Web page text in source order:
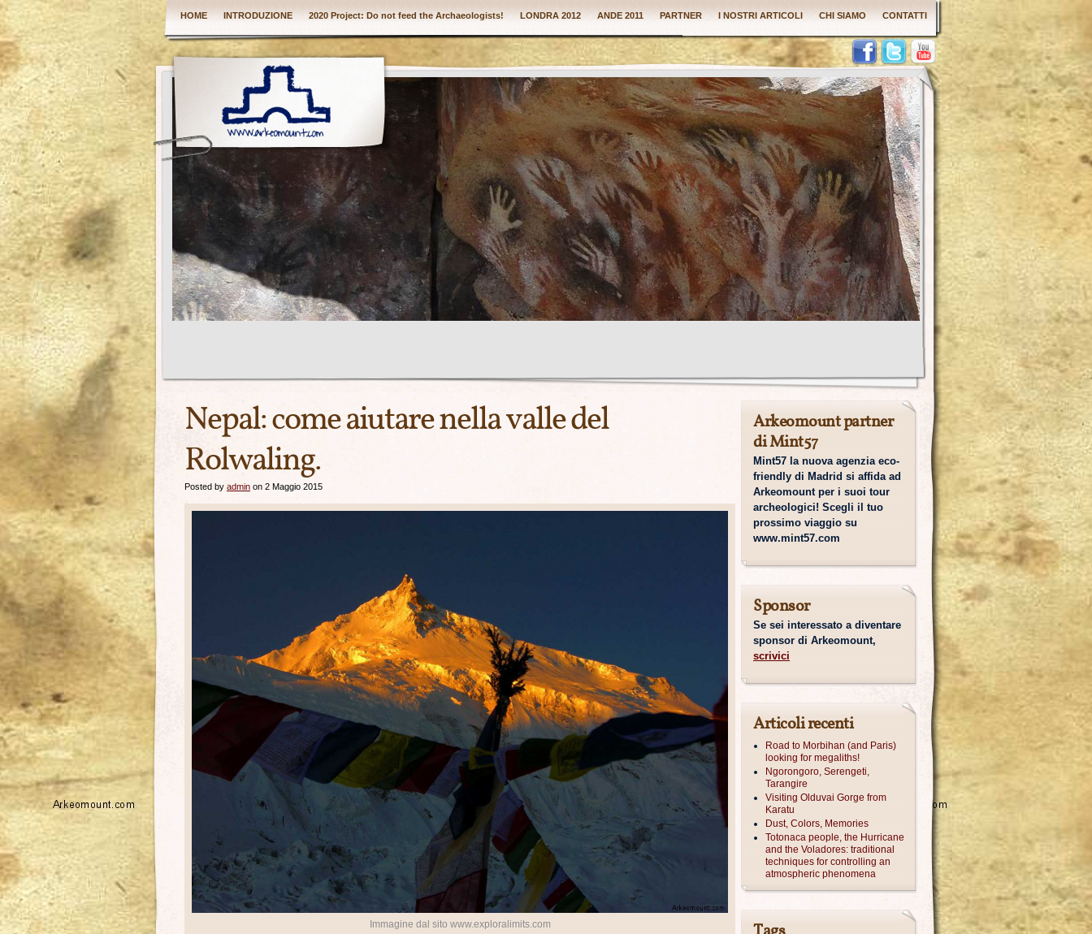
HOME INTRODUZIONE 2020 Project: Do not feed the Archaeologists! LONDRA 2012 ANDE 2011 PARTNER I NOSTRI ARTICOLI CHI SIAMO CONTATTI
Nepal: come aiutare nella valle del
Rolwaling.
Posted by admin on 2 Maggio 2015
Immagine dal sito www.exploralimits.com
Arkeomount partner
di Mint57
Mint57 la nuova agenzia eco-
friendly di Madrid si affida ad
Arkeomount per i suoi tour
archeologici! Scegli il tuo
prossimo viaggio su
www.mint57.com
Sponsor
Se sei interessato a diventare
sponsor di Arkeomount,
scrivici
Articoli recenti
Road to Morbihan (and Paris)
looking for megaliths!
Ngorongoro, Serengeti,
Tarangire
Visiting Olduvai Gorge from
Karatu
Dust, Colors, Memories
Totonaca people, the Hurricane
and the Voladores: traditional
techniques for controlling an
atmospheric phenomena